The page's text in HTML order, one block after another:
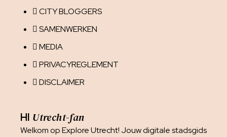
CITY BLOGGERS
SAMENWERKEN
MEDIA
PRIVACYREGLEMENT
DISCLAIMER
HI Utrecht-fan
Welkom op Explore Utrecht! Jouw digitale stadsgids